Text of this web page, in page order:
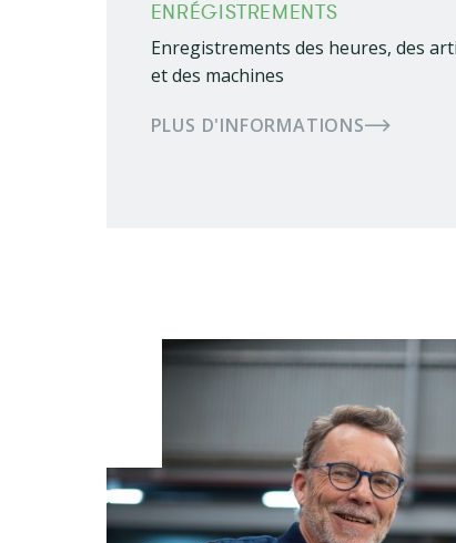
ENRÉGISTREMENTS
Enregistrements des heures, des
et des machines
PLUS D'INFORMATIONS